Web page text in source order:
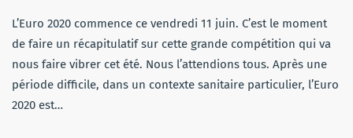
L’Euro 2020 commence ce vendredi 11 juin. C’est le moment
de faire un récapitulatif sur cette grande compétition qui va
nous faire vibrer cet été. Nous l’attendions tous. Après une
période difficile, dans un contexte sanitaire particulier, l’Euro
2020 est…